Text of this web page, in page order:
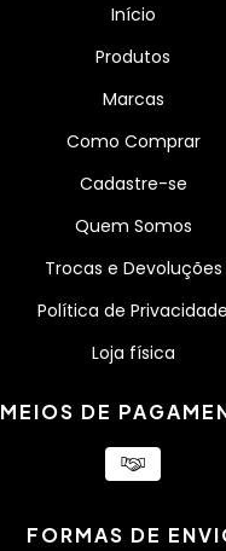
Início
Produtos
Marcas
Como Comprar
Cadastre-se
Quem Somos
Trocas e Devoluções
Política de Privacidade
Loja física
MEIOS DE
FORMAS DE